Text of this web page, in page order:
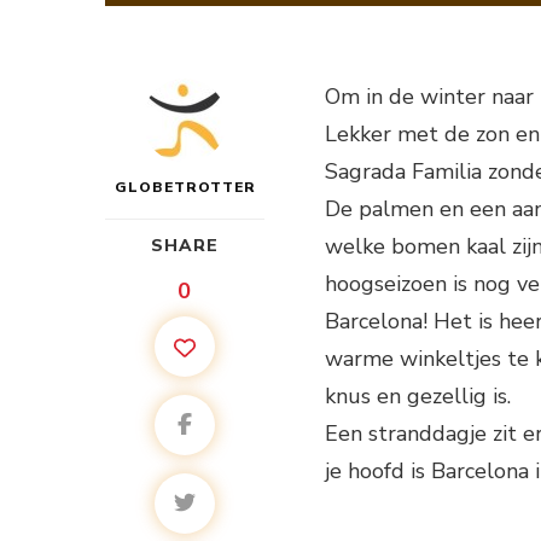
GLOBETROTTER
SHARE
0
Om in de winter
Lekker met de zon
Sagrada Familia
De palmen en een
welke bomen kaal
hoogseizoen is nog
Barcelona! Het is
warme winkeltjes te
knus en gezellig is.
Een stranddagje zit
je hoofd is